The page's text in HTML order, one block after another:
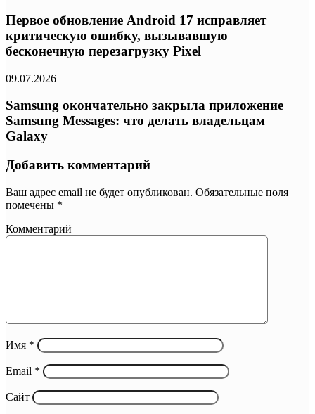
Первое обновление Android 17 исправляет
критическую ошибку, вызывавшую
бесконечную перезагрузку Pixel
09.07.2026
Samsung окончательно закрыла приложение
Samsung Messages: что делать владельцам
Galaxy
Добавить комментарий
Ваш адрес email не будет опубликован. Обязательные поля
помечены *
Комментарий
Имя *
Email *
Сайт